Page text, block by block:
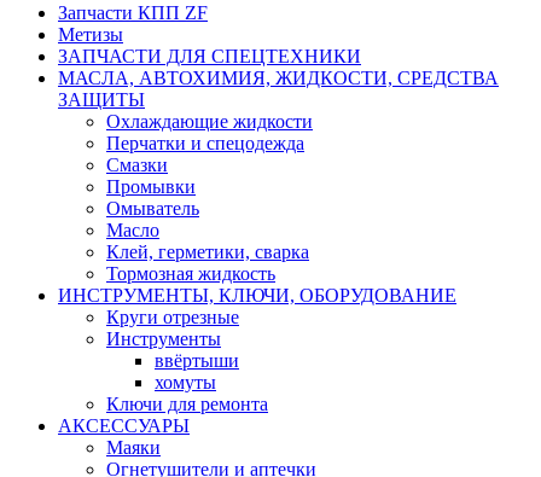
Запчасти КПП ZF
Метизы
ЗАПЧАСТИ ДЛЯ СПЕЦТЕХНИКИ
МАСЛА, АВТОХИМИЯ, ЖИДКОСТИ, СРЕДСТВА
ЗАЩИТЫ
Охлаждающие жидкости
Перчатки и спецодежда
Смазки
Промывки
Омыватель
Масло
Клей, герметики, сварка
Тормозная жидкость
ИНСТРУМЕНТЫ, КЛЮЧИ, ОБОРУДОВАНИЕ
Круги отрезные
Инструменты
ввёртыши
хомуты
Ключи для ремонта
АКСЕССУАРЫ
Маяки
Огнетушители и аптечки